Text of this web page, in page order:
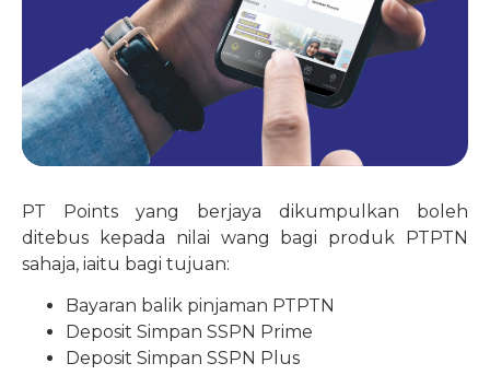
PT Points yang berjaya dikumpulkan boleh
ditebus kepada nilai wang bagi produk PTPTN
sahaja, iaitu bagi tujuan:
Bayaran balik pinjaman PTPTN
Deposit Simpan SSPN Prime
Deposit Simpan SSPN Plus